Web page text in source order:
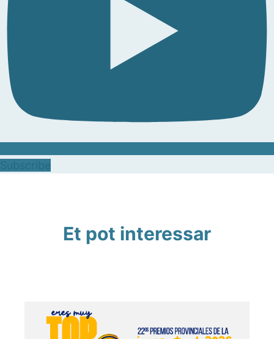
Et pot interessar